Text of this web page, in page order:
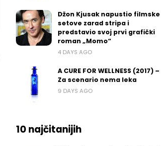
Džon Kjusak napustio filmske
setove zarad stripa i
predstavio svoj prvi grafički
roman „Momo“
4 DAYS AGO
A CURE FOR WELLNESS (2017) –
Za scenario nema leka
9 DAYS AGO
10 najčitanijih